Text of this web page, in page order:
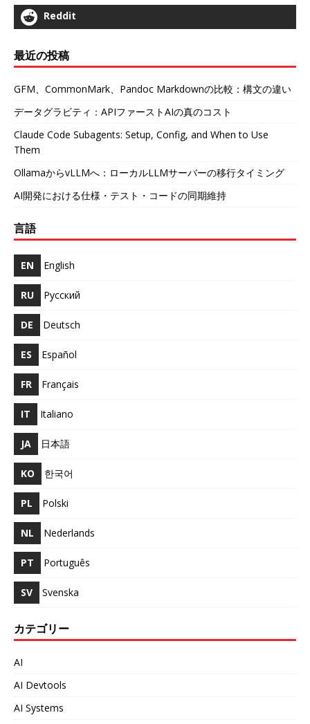
Reddit
最近の投稿
GFM、CommonMark、Pandoc Markdownの比較：構文の違い
データグラビティ：APIファーストAIの真のコスト
Claude Code Subagents: Setup, Config, and When to Use
Them
OllamaからvLLMへ：ローカルLLMサーバーの移行タイミング
AI開発における仕様・テスト・コードの同期維持
言語
EN English
RU Русский
DE Deutsch
ES Español
FR Français
IT Italiano
JA 日本語
KO 한국어
PL Polski
NL Nederlands
PT Português
SV Svenska
カテゴリー
AI
AI Devtools
AI Systems